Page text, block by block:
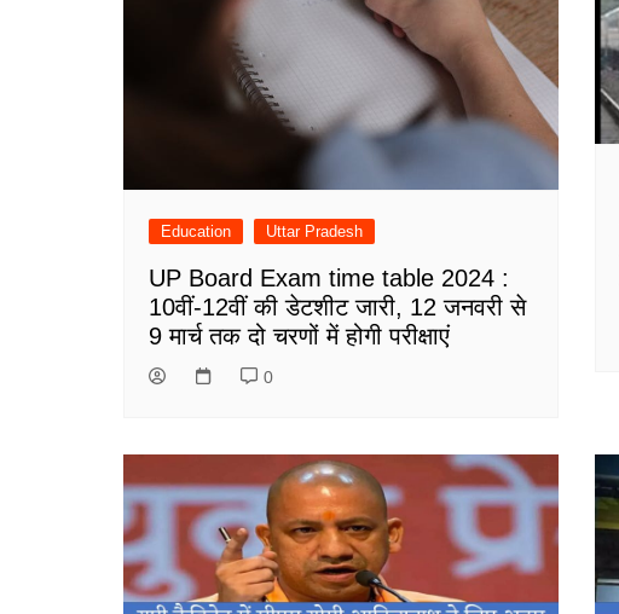
Education Uttar Pradesh
UP Board Exam time table 2024 :
10वीं-12वीं की डेटशीट जारी, 12 जनवरी से
9 मार्च तक दो चरणों में होगी परीक्षाएं
0